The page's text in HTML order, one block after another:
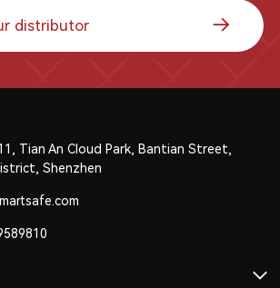
distributor
Tian An Cloud Park, Bantian Street,
Shenzhen